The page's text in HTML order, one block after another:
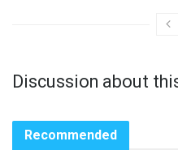
Discussion about
Recommended